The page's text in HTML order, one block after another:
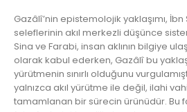
Gazâlî’nin epistemolojik yaklaşımı,
seleflerinin akıl merkezli düşünce
Sina ve Farabi, insan aklının bilgiye
olarak kabul ederken, Gazâlî bu
yürütmenin sınırlı olduğunu
yalnızca akıl yürütme ile değil, ilahi
tamamlanan bir sürecin ürünüdür. Bu